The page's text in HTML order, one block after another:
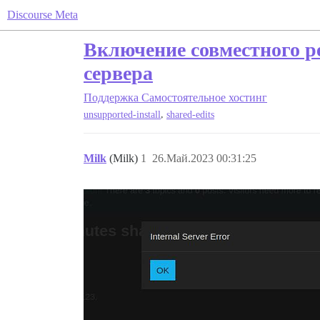
Discourse Meta
Включение совместного
сервера
Поддержка Самостоятельное хостинг
unsupported-install, shared-edits
Milk (Milk) 26.Май.2023 00:31:25
1